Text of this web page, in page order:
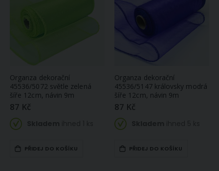
Organza dekorační
45536/5072 světle zelená
šíře 12cm, návin 9m
87 Kč
PŘIDEJ DO KOŠÍKU
Organza dekorační
45536/5147 královsky modrá
šíře 12cm, návin 9m
87 Kč
PŘIDEJ DO KOŠÍKU